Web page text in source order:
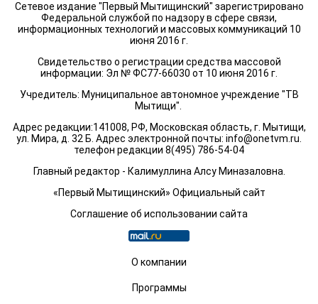
Сетевое издание "Первый Мытищинский" зарегистрировано
Федеральной службой по надзору в сфере связи,
информационных технологий и массовых коммуникаций 10
июня 2016 г.
Свидетельство о регистрации средства массовой
информации: Эл № ФС77-66030 от 10 июня 2016 г.
Учредитель: Муниципальное автономное учреждение "ТВ
Мытищи".
Адрес редакции:141008, РФ, Московская область, г. Мытищи,
ул. Мира, д. 32 Б. Адрес электронной почты: info@onetvm.ru
телефон редакции 8(495) 786-54-04
Главный редактор - Калимуллина Алсу Миназаловна.
«Первый Мытищинский» Официальный сайт
Соглашение об использовании сайта
О компании
Программы